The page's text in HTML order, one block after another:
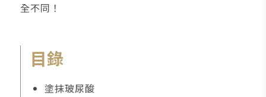
全不同！
目錄
塗抹玻尿酸